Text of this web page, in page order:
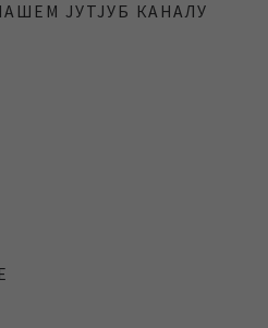
ЈУТЈУБ КАНАЛУ